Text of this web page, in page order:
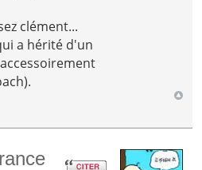
clément...
a hérité d'un